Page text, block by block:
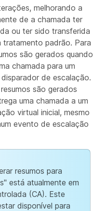
melhorando a
de a chamada ter
ou ter sido transferida
tratamento padrão. Para
são gerados quando
chamada para um
de escalação.
são gerados
uma chamada a um
virtual inicial, mesmo
evento de escalação
resumos para
está atualmente em
(CA). Este
disponível para